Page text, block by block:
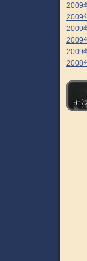
2009
2009
2009
2009
2009
2008